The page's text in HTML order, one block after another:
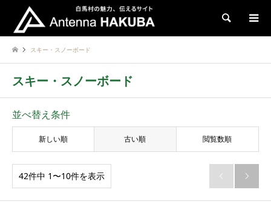
検索
スキー・スノーボード
スキー・スノーボード
並べ替え条件
新しい順 古い順 閲覧数順
42件中 1〜10件を表示  